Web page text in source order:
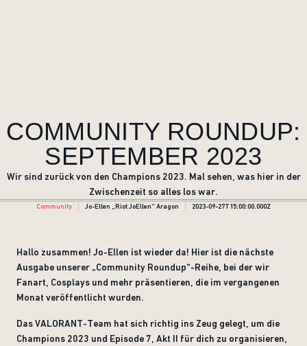
COMMUNITY ROUNDUP:
SEPTEMBER 2023
Wir sind zurück von den Champions 2023. Mal sehen, was hier in der
Zwischenzeit so alles los war.
Community Jo-Ellen „Riot JoEllen“ Aragon 2023-09-27T15:00:00.000Z
Hallo zusammen! Jo-Ellen ist wieder da! Hier ist die nächste
Ausgabe unserer „Community Roundup“-Reihe, bei der wir
Fanart, Cosplays und mehr präsentieren, die im vergangenen
Monat veröffentlicht wurden.
Das VALORANT-Team hat sich richtig ins Zeug gelegt, um die
Champions 2023 und Episode 7, Akt II für dich zu organisieren,